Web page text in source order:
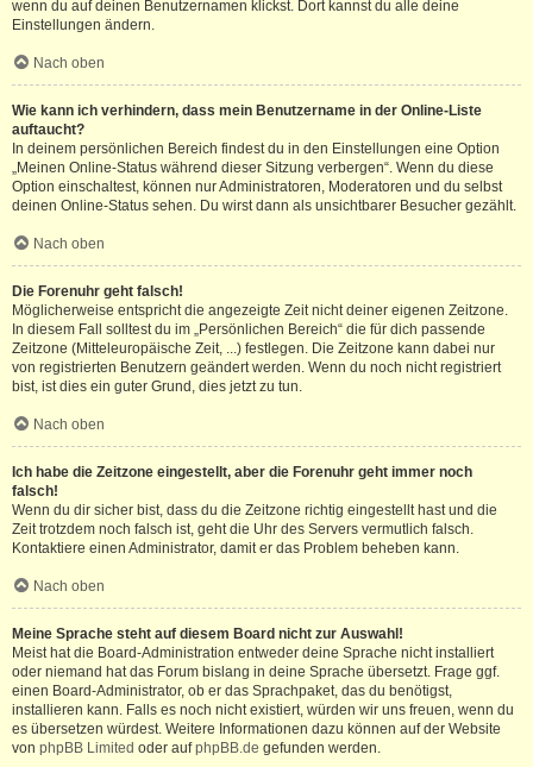
wenn du auf deinen Benutzernamen klickst. Dort kannst du alle deine
Einstellungen ändern.
Nach oben
Wie kann ich verhindern, dass mein Benutzername in der Online-Liste
auftaucht?
In deinem persönlichen Bereich findest du in den Einstellungen eine Option
„Meinen Online-Status während dieser Sitzung verbergen“. Wenn du diese
Option einschaltest, können nur Administratoren, Moderatoren und du selbst
deinen Online-Status sehen. Du wirst dann als unsichtbarer Besucher gezählt.
Nach oben
Die Forenuhr geht falsch!
Möglicherweise entspricht die angezeigte Zeit nicht deiner eigenen Zeitzone.
In diesem Fall solltest du im „Persönlichen Bereich“ die für dich passende
Zeitzone (Mitteleuropäische Zeit, ...) festlegen. Die Zeitzone kann dabei nur
von registrierten Benutzern geändert werden. Wenn du noch nicht registriert
bist, ist dies ein guter Grund, dies jetzt zu tun.
Nach oben
Ich habe die Zeitzone eingestellt, aber die Forenuhr geht immer noch
falsch!
Wenn du dir sicher bist, dass du die Zeitzone richtig eingestellt hast und die
Zeit trotzdem noch falsch ist, geht die Uhr des Servers vermutlich falsch.
Kontaktiere einen Administrator, damit er das Problem beheben kann.
Nach oben
Meine Sprache steht auf diesem Board nicht zur Auswahl!
Meist hat die Board-Administration entweder deine Sprache nicht installiert
oder niemand hat das Forum bislang in deine Sprache übersetzt. Frage ggf.
einen Board-Administrator, ob er das Sprachpaket, das du benötigst,
installieren kann. Falls es noch nicht existiert, würden wir uns freuen, wenn du
es übersetzen würdest. Weitere Informationen dazu können auf der Website
von phpBB Limited oder aufphpBB.de gefunden werden.